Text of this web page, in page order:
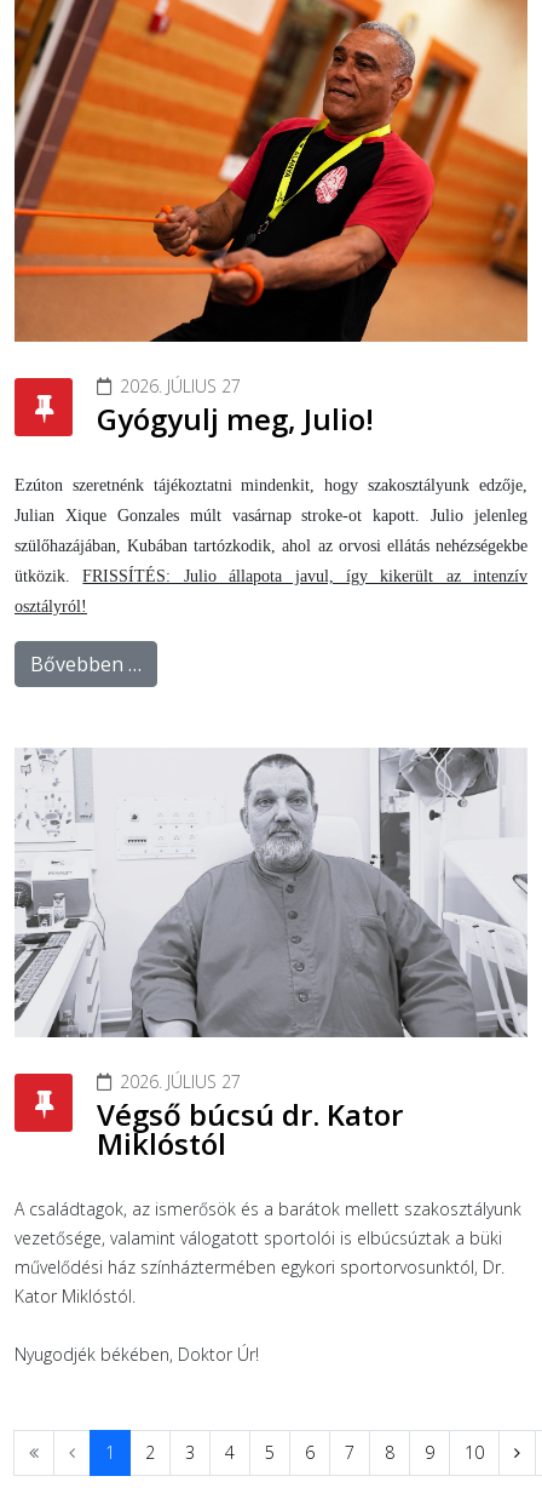
2026. JÚLIUS 27
Gyógyulj meg, Julio!
Ezúton szeretnénk tájékoztatni mindenkit, hogy szakosztályunk edzője,
Julian Xique Gonzales múlt vasárnap stroke-ot kapott. Julio jelenleg
szülőhazájában, Kubában tartózkodik, ahol az orvosi ellátás nehézségekbe
ütközik.FRISSÍTÉS: Julio állapota javul, így kikerült az intenzív
osztályról!
Bővebben …
2026. JÚLIUS 27
Végső búcsú dr. Kator
Miklóstól
A családtagok, az ismerősök és a barátok mellett szakosztályunk
vezetősége, valamint válogatott sportolói is elbúcsúztak a büki
művelődési ház színháztermében egykori sportorvosunktól, Dr.
Kator Miklóstól.
Nyugodjék békében, Doktor Úr!
1 2 3 4 5 6 7 8 9 10